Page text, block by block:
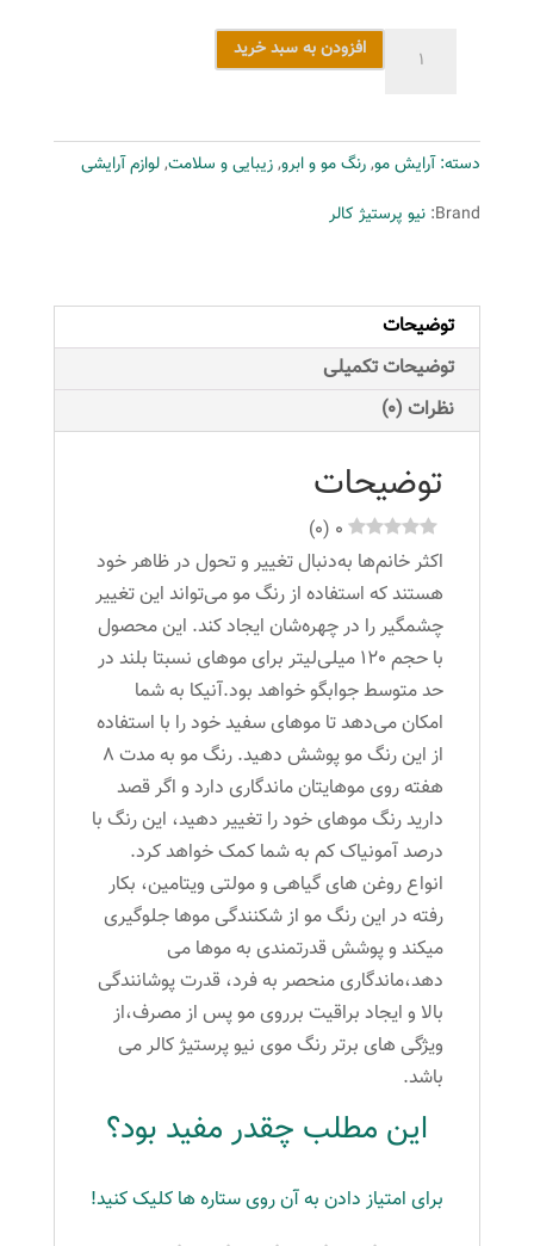
پرستیژ
کالر
شماره
120
میلی
لیتر
رنگ
صورتی
عدد
افزودن به سبد خرید
دسته:آرایش مو,رنگ مو و ابرو,زیبایی و سلامت,لوازم آرایشی
Brand: نیو پرستیژ کالر
توضیحات
توضیحات تکمیلی
نظرات (0)
توضیحات
0
(
0
)
اکثر خانم‌ها به‌دنبال تغییر و تحول در ظاهر خود
هستند که استفاده از رنگ مو می‌تواند این تغییر
چشمگیر را در چهره‌شان ایجاد کند. این محصول
با حجم 120 میلی‌لیتر برای موهای نسبتا بلند در
حد متوسط جوابگو خواهد بود.آنیکا به شما
امکان می‌دهد تا موهای سفید خود را با استفاده
از این رنگ مو پوشش دهید. رنگ مو به مدت 8
هفته روی موهایتان ماندگاری دارد و اگر قصد
دارید رنگ موهای خود را تغییر دهید، این رنگ با
درصد آمونیاک کم به شما کمک خواهد کرد.
انواع روغن های گیاهی و مولتی ویتامین، بکار
رفته در این رنگ مو از شکنندگی موها جلوگیری
میکند و پوشش قدرتمندی به موها می
دهد،ماندگاری منحصر به فرد، قدرت پوشانندگی
بالا و ایجاد براقیت برروی مو پس از مصرف،از
ویژگی های برتر رنگ موی نیو پرستیژ کالر می
باشد.
این مطلب چقدر مفید بود؟
برای امتیاز دادن به آن روی ستاره ها کلیک کنید!